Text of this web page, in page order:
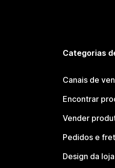
Categorias
Canais de
Encontrar
Vender
Pedidos e
Design da loja